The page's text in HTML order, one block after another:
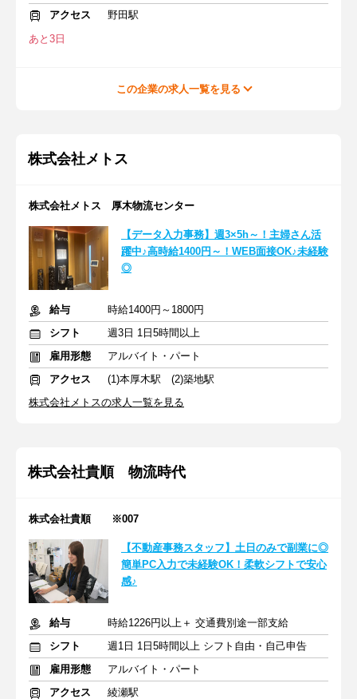
アクセス
野田駅
あと3日
この企業の求人一覧を見る
株式会社メトス
株式会社メトス 厚木物流センター
【データ入力事務】週3×5h～！主婦さん活
躍中♪高時給1400円～！WEB面接OK♪未経験
◎
給与
時給1400円～1800円
シフト
週3日 1日5時間以上
雇用形態
アルバイト・パート
アクセス
(1)本厚木駅 (2)築地駅
株式会社メトスの求人一覧を見る
株式会社貴順 物流時代
株式会社貴順 ※007
【不動産事務スタッフ】土日のみで副業に◎
簡単PC入力で未経験OK！柔軟シフトで安心
感♪
給与
時給1226円以上＋ 交通費別途一部支給
シフト
週1日 1日5時間以上 シフト自由・自己申告
雇用形態
アルバイト・パート
アクセス
綾瀬駅